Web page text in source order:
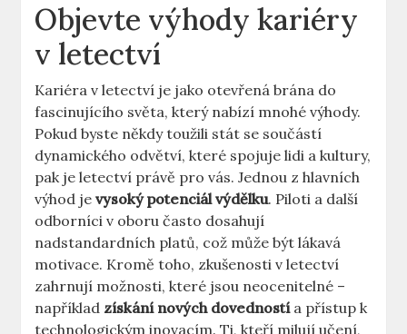
Objevte výhody⁤ kariéry
v letectví
Kariéra v⁤ letectví ⁢je ⁤jako otevřená brána ​do
fascinujícího světa, který ‍nabízí mnohé výhody.
⁤Pokud byste někdy‍ toužili stát se součástí
dynamického odvětví, které spojuje ‍lidi a kultury,
pak je letectví právě pro‌ vás. ⁤Jednou⁣ z hlavních
výhod jevysoký potenciál výdělku. Piloti a‌ další
odborníci‍ v oboru často dosahují
nadstandardních platů,​ což‍ může být lákavá
motivace. Kromě toho, ‌zkušenosti⁤ v letectví
zahrnují možnosti,⁤ které jsou ⁢neocenitelné –
například získání⁢ nových⁣ dovednostía přístup ‌k⁤
technologickým ‍inovacím. Ti, ‍kteří milují učení,